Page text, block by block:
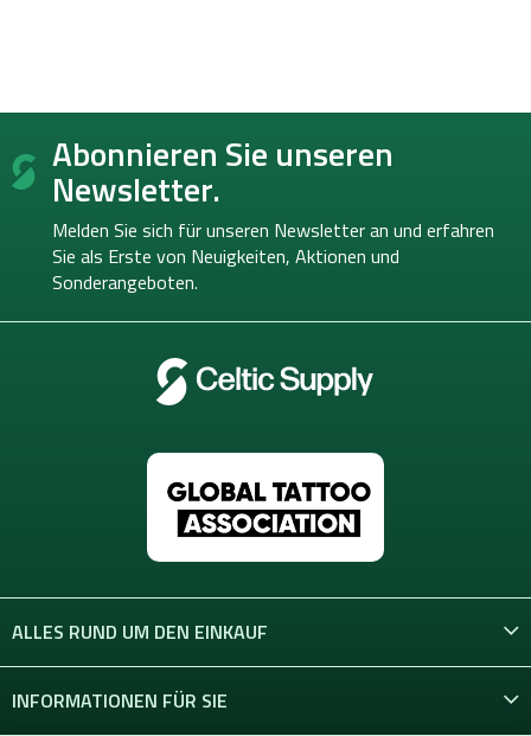
F
ß Abonnieren Sie unseren
Newsletter.
Melden Sie sich für unseren Newsletter an und erfahren
Sie als Erste von Neuigkeiten, Aktionen und
Sonderangeboten.
ALLES RUND UM DEN EINKAUF
INFORMATIONEN FÜR SIE